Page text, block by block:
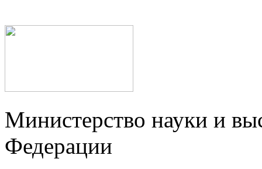
Министерство науки и
Федерации